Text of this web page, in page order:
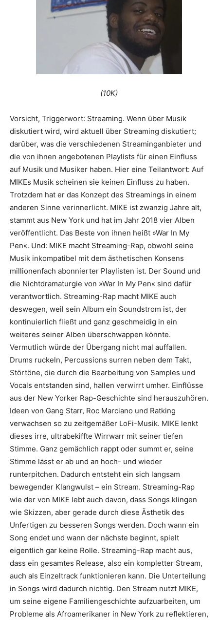
(10K)
Vorsicht, Triggerwort: Streaming. Wenn über Musik
diskutiert wird, wird aktuell über Streaming diskutiert;
darüber, was die verschiedenen Streaminganbieter und
die von ihnen angebotenen Playlists für einen Einfluss
auf Musik und Musiker haben. Hier eine Teilantwort: Auf
MIKEs Musik scheinen sie keinen Einfluss zu haben.
Trotzdem hat er das Konzept des Streamings in einem
anderen Sinne verinnerlicht. MIKE ist zwanzig Jahre alt,
stammt aus New York und hat im Jahr 2018 vier Alben
veröffentlicht. Das Beste von ihnen heißt »War In My
Pen«. Und: MIKE macht Streaming-Rap, obwohl seine
Musik inkompatibel mit dem ästhetischen Konsens
millionenfach abonnierter Playlisten ist. Der Sound und
die Nichtdramaturgie von »War In My Pen« sind dafür
verantwortlich. Streaming-Rap macht MIKE auch
deswegen, weil sein Album ein Soundstrom ist, der
kontinuierlich fließt und ganz geschmeidig in ein
weiteres seiner Alben überschwappen könnte.
Vermutlich würde der Übergang nicht mal auffallen.
Drums ruckeln, Percussions surren neben dem Takt,
Störtöne, die durch die Bearbeitung von Samples und
Vocals entstanden sind, hallen verwirrt umher. Einflüsse
aus der New Yorker Rap-Geschichte sind herauszuhören.
Ideen von Gang Starr, Roc Marciano und Ratking
verwachsen so zu zeitgemäßer LoFi-Musik. MIKE lenkt
dieses irre, ultrabekiffte Wirrwarr mit seiner tiefen
Stimme. Ganz gemächlich rappt oder summt er, seine
Stimme lässt er ab und an hoch- und wieder
runterpitchen. Dadurch entsteht ein sich langsam
bewegender Klangwulst – ein Stream. Streaming-Rap
wie der von MIKE lebt auch davon, dass Songs klingen
wie Skizzen, aber gerade durch diese Ästhetik des
Unfertigen zu besseren Songs werden. Doch wann ein
Song endet und wann der nächste beginnt, spielt
eigentlich gar keine Rolle. Streaming-­Rap macht aus,
dass ein gesamtes Release, also ein kompletter Stream,
auch als Einzeltrack funktionieren kann. Die Unterteilung
in Songs wird dadurch nichtig. Den Stream nutzt MIKE,
um seine eigene Familiengeschichte aufzuarbeiten, um
Probleme als Afroameri­kaner in New York zu reflektieren,